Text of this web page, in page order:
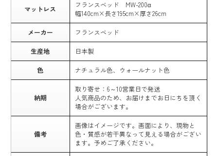
マットレス
フランスベッド MW-200α
幅140cm×長さ195cm×厚さ26cm
メーカー フランスベッド
生産地 日本製
色 ナチュラル色、ウォールナット色
納期
取り寄せ：6～10営業日で発送
人気商品のため、お届けまでお日にちを頂く
場合がございます。
備考
画像はイメージです。画面により、現物と
色・質感が若干異なって見える場合がござい
ます。予めご了承ください。